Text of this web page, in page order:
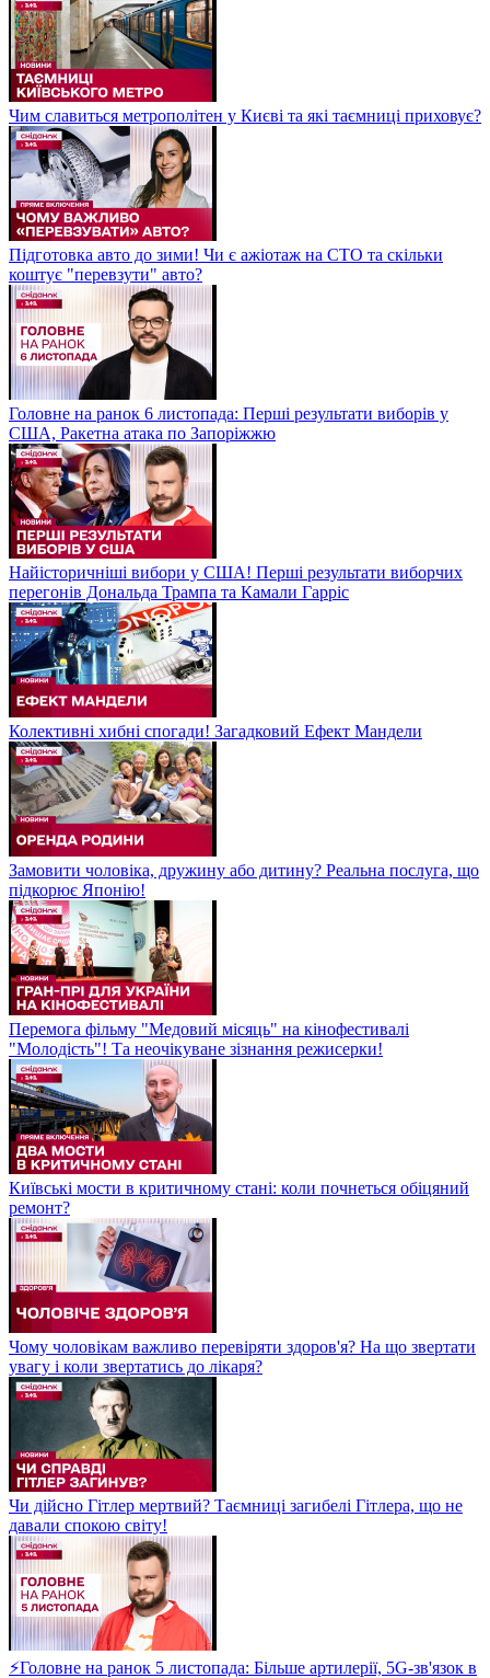
Чим славиться метрополітен у Києві та які таємниці приховує?
Підготовка авто до зими! Чи є ажіотаж на СТО та скільки
коштує "перевзути" авто?
Головне на ранок 6 листопада: Перші результати виборів у
США, Ракетна атака по Запоріжжю
Найісторичніші вибори у США! Перші результати виборчих
перегонів Дональда Трампа та Камали Гарріс
Колективні хибні спогади! Загадковий Ефект Мандели
Замовити чоловіка, дружину або дитину? Реальна послуга, що
підкорює Японію!
Перемога фільму "Медовий місяць" на кінофестивалі
"Молодість"! Та неочікуване зізнання режисерки!
Київські мости в критичному стані: коли почнеться обіцяний
ремонт?
Чому чоловікам важливо перевіряти здоров'я? На що звертати
увагу і коли звертатись до лікаря?
Чи дійсно Гітлер мертвий? Таємниці загибелі Гітлера, що не
давали спокою світу!
⚡Головне на ранок 5 листопада: Більше артилерії, 5G-зв'язок в